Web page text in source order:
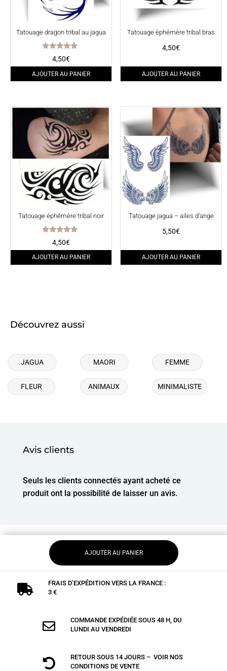
Tatouage dragon tribal au jagua
Note
5.00
sur 5
4,50€
AJOUTER AU PANIER
Tatouage éphémère tribal bras
4,50€
AJOUTER AU PANIER
Tatouage éphémère tribal noir
Note
5.00
sur 5
4,50€
AJOUTER AU PANIER
Tatouage jagua – ailes d’ange
5,50€
AJOUTER AU PANIER
Découvrez aussi
JAGUA MAORI FEMME
FLEUR ANIMAUX MINIMALISTE
Avis clients
Seuls les clients connectés ayant acheté ce
produit ont la possibilité de laisser un avis.
AJOUTER AU PANIER

FRAIS D’EXPÉDITION VERS LA FRANCE :
3 €

COMMANDE EXPÉDIÉE SOUS 48 H, DU
LUNDI AU VENDREDI

RETOUR SOUS 14 JOURS – VOIR NOS
CONDITIONS DE VENTE